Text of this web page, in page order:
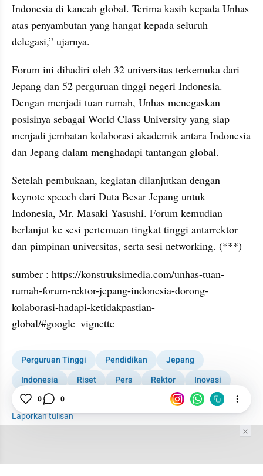
Indonesia di kancah global. Terima kasih kepada Unhas
atas penyambutan yang hangat kepada seluruh
delegasi,” ujarnya.
Forum ini dihadiri oleh 32 universitas terkemuka dari
Jepang dan 52 perguruan tinggi negeri Indonesia.
Dengan menjadi tuan rumah, Unhas menegaskan
posisinya sebagai World Class University yang siap
menjadi jembatan kolaborasi akademik antara Indonesia
dan Jepang dalam menghadapi tantangan global.
Setelah pembukaan, kegiatan dilanjutkan dengan
keynote speech dari Duta Besar Jepang untuk
Indonesia, Mr. Masaki Yasushi. Forum kemudian
berlanjut ke sesi pertemuan tingkat tinggi antarrektor
dan pimpinan universitas, serta sesi networking. (***)
sumber : https://konstruksimedia.com/unhas-tuan-
rumah-forum-rektor-jepang-indonesia-dorong-
kolaborasi-hadapi-ketidakpastian-
global/#google_vignette
Perguruan Tinggi Pendidikan
Jepang
Indonesia
Riset Pers Rektor
Inovasi
Universitas
Laporkan tulisan
0 0